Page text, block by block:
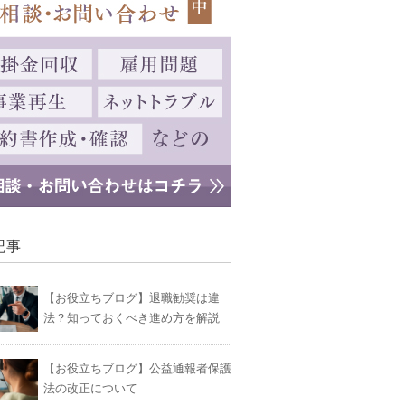
事
【お役立ちブログ】退職勧奨は違
法？知っておくべき進め方を解説
【お役立ちブログ】公益通報者保護
法の改正について